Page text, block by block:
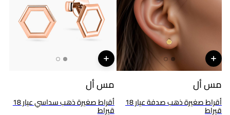
مس أل
أقراط صغيرة ذهب صدفة عيار 18
قيراط
مس أل
أقراط صغيرة ذهب سداسي عيار 18
قيراط